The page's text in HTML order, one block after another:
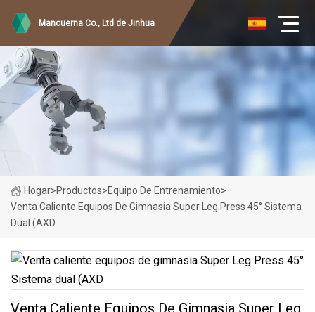
Mancuerna Co., Ltd de Jinhua
Hogar>Productos>Equipo De Entrenamiento>
Venta Caliente Equipos De Gimnasia Super Leg Press 45° Sistema
Dual (AXD
Venta Caliente Equipos De Gimnasia Super Leg